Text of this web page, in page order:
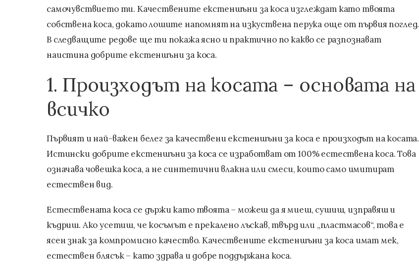
самочувствието ти. Качествените екстеншъни за коса изглеждат като твоята
собствена коса, докато лошите напомнят на изкуствена перука още от първия поглед.
В следващите редове ще ти покажа ясно и практично по какво се разпознават
наистина добрите екстеншъни за коса.
1. Произходът на косата – основата на
всичко
Първият и най-важен белег за качествени екстеншъни за коса е произходът на косата.
Истински добрите екстеншъни за коса се изработват от 100% естествена коса. Това
означава човешка коса, а не синтетични влакна или смеси, които само имитират
естествен вид.
Естествената коса се държи като твоята – можеш да я миеш, сушиш, изправяш и
къдриш. Ако усетиш, че косъмът е прекалено лъскав, твърд или „пластмасов“, това е
ясен знак за компромисно качество. Качествените екстеншъни за коса имат мек,
естествен блясък – като здрава и добре поддържана коса.